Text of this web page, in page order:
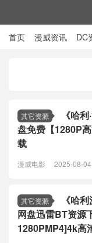
首页 漫威资讯 DC
其它资源
《哈
盘免费【1280P
载
漫威电影 2025-08-04
其它资源
《哈
网盘迅雷BT资源
1280PMP4]4k高